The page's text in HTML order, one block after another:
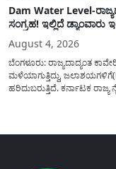
Dam Water Level-
ಸಂಗ್ರಹ! ಇಲ್ಲಿದೆ
August 4, 2026
ಬೆಂಗಳೂರು: ರಾಜ್ಯದಾದ್ಯಂತ
ಮಳೆಯಾಗುತ್ತಿದ್ದು,
ಹರಿದುಬರುತ್ತಿದೆ. ಕರ್ನಾಟಕ ರಾಜ್ಯ